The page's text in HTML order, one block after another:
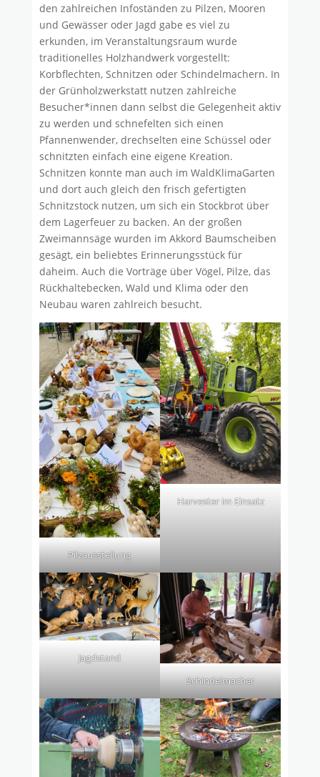
den zahlreichen Infoständen zu Pilzen, Mooren
und Gewässer oder Jagd gabe es viel zu
erkunden, im Veranstaltungsraum wurde
traditionelles Holzhandwerk vorgestellt:
Korbflechten, Schnitzen oder Schindelmachern. In
der Grünholzwerkstatt nutzen zahlreiche
Besucher*innen dann selbst die Gelegenheit aktiv
zu werden und schnefelten sich einen
Pfannenwender, drechselten eine Schüssel oder
schnitzten einfach eine eigene Kreation.
Schnitzen konnte man auch im WaldKlimaGarten
und dort auch gleich den frisch gefertigten
Schnitzstock nutzen, um sich ein Stockbrot über
dem Lagerfeuer zu backen. An der großen
Zweimannsäge wurden im Akkord Baumscheiben
gesägt, ein beliebtes Erinnerungsstück für
daheim. Auch die Vorträge über Vögel, Pilze, das
Rückhaltebecken, Wald und Klima oder den
Neubau waren zahlreich besucht.
Pilzausstellung
Harvester im Einsatz
Jagdstand
Schindelmacher